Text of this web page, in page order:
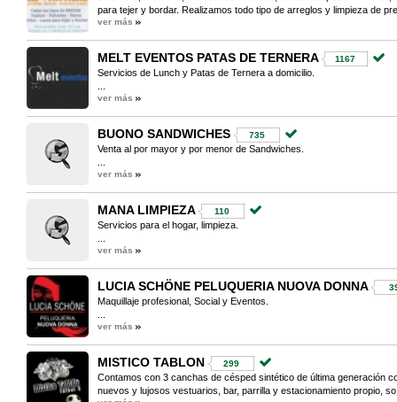
para tejer y bordar. Realizamos todo tipo de arreglos y limpieza de
ver más
MELT EVENTOS PATAS DE TERNERA 1167
Servicios de Lunch y Patas de Ternera a domicilio.
ver más
BUONO SANDWICHES 735
Venta al por mayor y por menor de Sandwiches.
ver más
MANA LIMPIEZA 110
Servicios para el hogar, limpieza.
ver más
LUCIA SCHÖNE PELUQUERIA NUOVA DONNA
Maquillaje profesional, Social y Eventos.
ver más
MISTICO TABLON 299
Contamos con 3 canchas de césped sintético de última generación
nuevos y lujosos vestuarios, bar, parrilla y estacionamiento propio,